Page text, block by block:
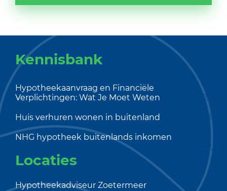
Kennisbank
Hypotheekaanvraag en Financiële
Verplichtingen: Wat Je Moet Weten
21-09-2023
Huis verhuren wonen in buitenland 16-01-2023
NHG hypotheek buitenlands inkomen
31-12-2022
Locaties
Hypotheekadviseur Zoetermeer